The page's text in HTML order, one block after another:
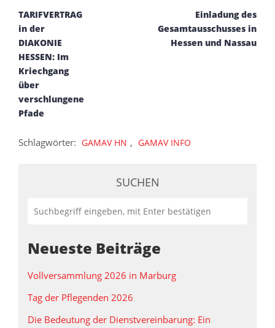
TARIFVERTRAG
in der
DIAKONIE
HESSEN: Im
Kriechgang
über
verschlungene
Pfade
Einladung des
Gesamtausschusses in
Hessen und Nassau
Schlagwörter: GAMAV HN , GAMAV INFO
SUCHEN
Neueste Beiträge
Vollversammlung 2026 in Marburg
Tag der Pflegenden 2026
Die Bedeutung der Dienstvereinbarung: Ein